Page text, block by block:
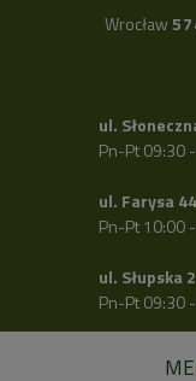
Wrocław
ul.
Pn-Pt 09:30
ul. Farysa
Pn-Pt 10:00
ul. Słupska
Pn-Pt 09:30